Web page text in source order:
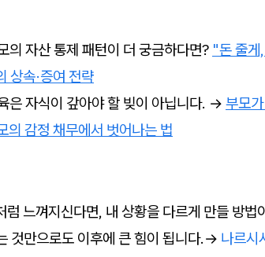
의 자산 통제 패턴이 더 궁금하다면? "돈 줄게
상속·증여 전략
은 자식이 갚아야 할 빚이 아닙니다. → 부모
의 감정 채무에서 벗어나는 법
럼 느껴지신다면, 내 상황을 다르게 만들 방법
것만으로도 이후에 큰 힘이 됩니다.→ 나르시